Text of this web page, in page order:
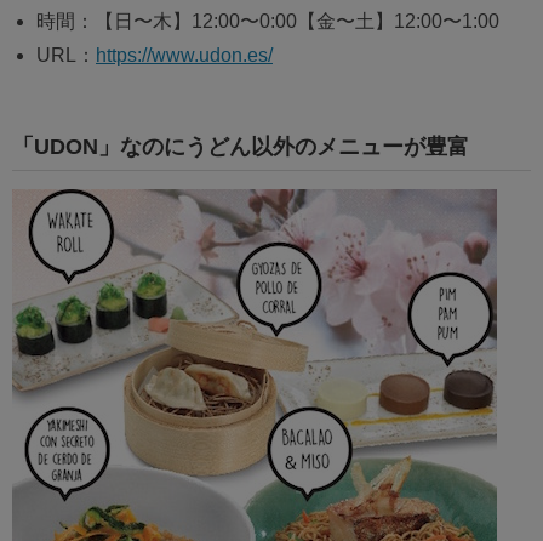
時間：【日〜木】12:00〜0:00【金〜土】12:00〜1:00
URL： https://www.udon.es/
「UDON」なのにうどん以外のメニューが豊富